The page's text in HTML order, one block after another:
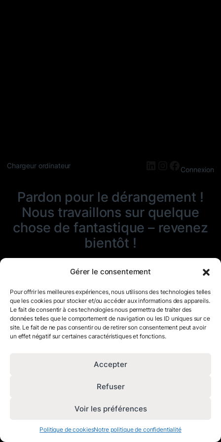
Gérer le consentement
Pour offrir les meilleures expériences, nous utilisons des technologies telles
que les cookies pour stocker et/ou accéder aux informations des appareils.
Le fait de consentir à ces technologies nous permettra de traiter des
données telles que le comportement de navigation ou les ID uniques sur ce
site. Le fait de ne pas consentir ou de retirer son consentement peut avoir
un effet négatif sur certaines caractéristiques et fonctions.
Accepter
Refuser
Voir les préférences
Politique de cookiesNotre politique de confidentialité
Chargeur ordinateur LinkedIn
Instagram
Connexion
Pardon pour le dérangement !
Nous travaillons sur quelque
chose de fantastique – revenez
bientôt !